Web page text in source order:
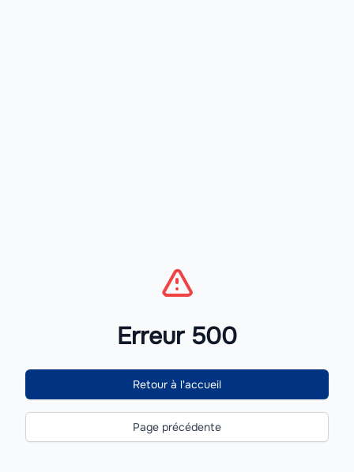
Erreur 500
Retour à l'accueil
Page précédente